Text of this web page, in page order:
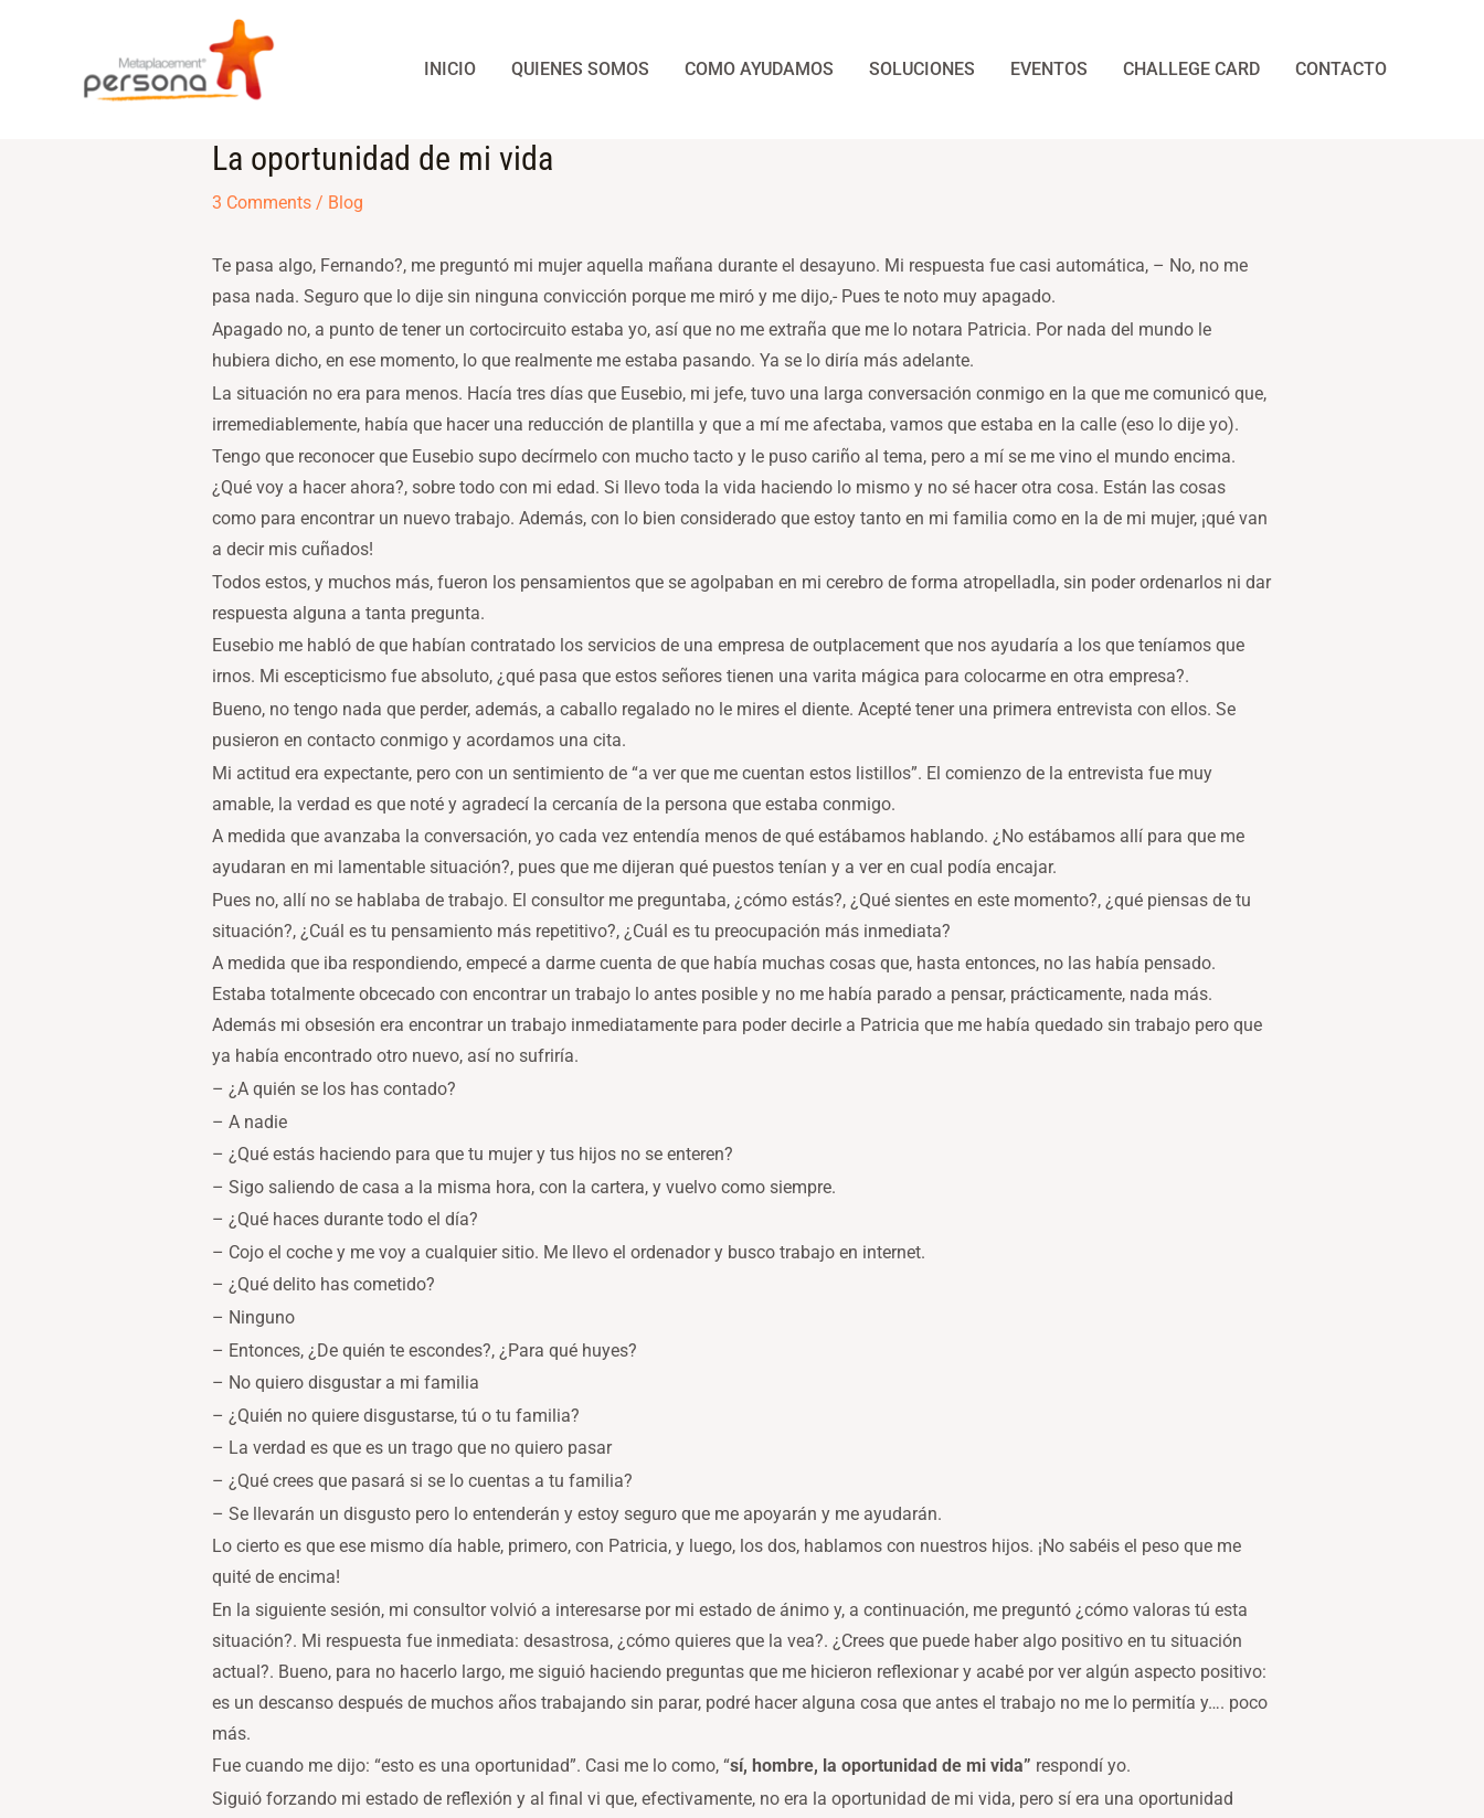
INICIO QUIENES SOMOS COMO AYUDAMOS SOLUCIONES EVENTOS CHALLEGE CARD CONTACTO
La oportunidad de mi vida
3 Comments / Blog
Te pasa algo, Fernando?, me preguntó mi mujer aquella mañana durante el desayuno. Mi respuesta fue casi automática, – No, no me
pasa nada. Seguro que lo dije sin ninguna convicción porque me miró y me dijo,- Pues te noto muy apagado.
Apagado no, a punto de tener un cortocircuito estaba yo, así que no me extraña que me lo notara Patricia. Por nada del mundo le
hubiera dicho, en ese momento, lo que realmente me estaba pasando. Ya se lo diría más adelante.
La situación no era para menos. Hacía tres días que Eusebio, mi jefe, tuvo una larga conversación conmigo en la que me comunicó que,
irremediablemente, había que hacer una reducción de plantilla y que a mí me afectaba, vamos que estaba en la calle (eso lo dije yo).
Tengo que reconocer que Eusebio supo decírmelo con mucho tacto y le puso cariño al tema, pero a mí se me vino el mundo encima.
¿Qué voy a hacer ahora?, sobre todo con mi edad. Si llevo toda la vida haciendo lo mismo y no sé hacer otra cosa. Están las cosas
como para encontrar un nuevo trabajo. Además, con lo bien considerado que estoy tanto en mi familia como en la de mi mujer, ¡qué van
a decir mis cuñados!
Todos estos, y muchos más, fueron los pensamientos que se agolpaban en mi cerebro de forma atropelladla, sin poder ordenarlos ni dar
respuesta alguna a tanta pregunta.
Eusebio me habló de que habían contratado los servicios de una empresa de outplacement que nos ayudaría a los que teníamos que
irnos. Mi escepticismo fue absoluto, ¿qué pasa que estos señores tienen una varita mágica para colocarme en otra empresa?.
Bueno, no tengo nada que perder, además, a caballo regalado no le mires el diente. Acepté tener una primera entrevista con ellos. Se
pusieron en contacto conmigo y acordamos una cita.
Mi actitud era expectante, pero con un sentimiento de “a ver que me cuentan estos listillos”. El comienzo de la entrevista fue muy
amable, la verdad es que noté y agradecí la cercanía de la persona que estaba conmigo.
A medida que avanzaba la conversación, yo cada vez entendía menos de qué estábamos hablando. ¿No estábamos allí para que me
ayudaran en mi lamentable situación?, pues que me dijeran qué puestos tenían y a ver en cual podía encajar.
Pues no, allí no se hablaba de trabajo. El consultor me preguntaba, ¿cómo estás?, ¿Qué sientes en este momento?, ¿qué piensas de tu
situación?, ¿Cuál es tu pensamiento más repetitivo?, ¿Cuál es tu preocupación más inmediata?
A medida que iba respondiendo, empecé a darme cuenta de que había muchas cosas que, hasta entonces, no las había pensado.
Estaba totalmente obcecado con encontrar un trabajo lo antes posible y no me había parado a pensar, prácticamente, nada más.
Además mi obsesión era encontrar un trabajo inmediatamente para poder decirle a Patricia que me había quedado sin trabajo pero que
ya había encontrado otro nuevo, así no sufriría.
– ¿A quién se los has contado?
– A nadie
– ¿Qué estás haciendo para que tu mujer y tus hijos no se enteren?
– Sigo saliendo de casa a la misma hora, con la cartera, y vuelvo como siempre.
– ¿Qué haces durante todo el día?
– Cojo el coche y me voy a cualquier sitio. Me llevo el ordenador y busco trabajo en internet.
– ¿Qué delito has cometido?
– Ninguno
– Entonces, ¿De quién te escondes?, ¿Para qué huyes?
– No quiero disgustar a mi familia
– ¿Quién no quiere disgustarse, tú o tu familia?
– La verdad es que es un trago que no quiero pasar
– ¿Qué crees que pasará si se lo cuentas a tu familia?
– Se llevarán un disgusto pero lo entenderán y estoy seguro que me apoyarán y me ayudarán.
Lo cierto es que ese mismo día hable, primero, con Patricia, y luego, los dos, hablamos con nuestros hijos. ¡No sabéis el peso que me
quité de encima!
En la siguiente sesión, mi consultor volvió a interesarse por mi estado de ánimo y, a continuación, me preguntó ¿cómo valoras tú esta
situación?. Mi respuesta fue inmediata: desastrosa, ¿cómo quieres que la vea?. ¿Crees que puede haber algo positivo en tu situación
actual?. Bueno, para no hacerlo largo, me siguió haciendo preguntas que me hicieron reflexionar y acabé por ver algún aspecto positivo:
es un descanso después de muchos años trabajando sin parar, podré hacer alguna cosa que antes el trabajo no me lo permitía y…. poco
más.
Fue cuando me dijo: “esto es una oportunidad”. Casi me lo como, “sí, hombre, la oportunidad de mi vida” respondí yo.
Siguió forzando mi estado de reflexión y al final vi que, efectivamente, no era la oportunidad de mi vida, pero sí era una oportunidad
Post